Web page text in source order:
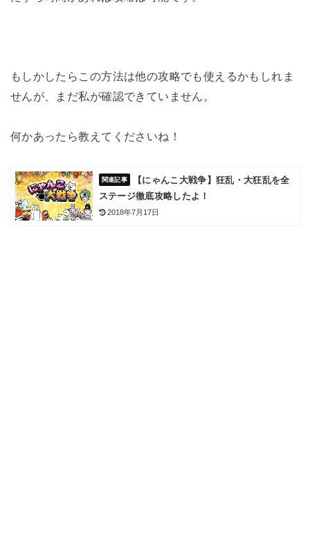
もしかしたらこの方法は他の攻略でも使えるかもしれま
せんが、まだ私が確認できていません。
何かあったら教えてくださいね！
【にゃんこ大戦争】狂乱・大狂乱を全
ステージ徹底攻略したよ！
2018年7月17日